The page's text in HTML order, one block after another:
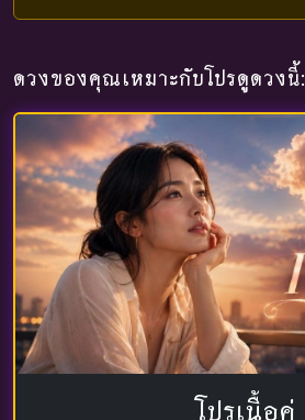
ดวงของคุณเหมาะกับโปรดูดวงนี้:
โปรเนื้อคู่